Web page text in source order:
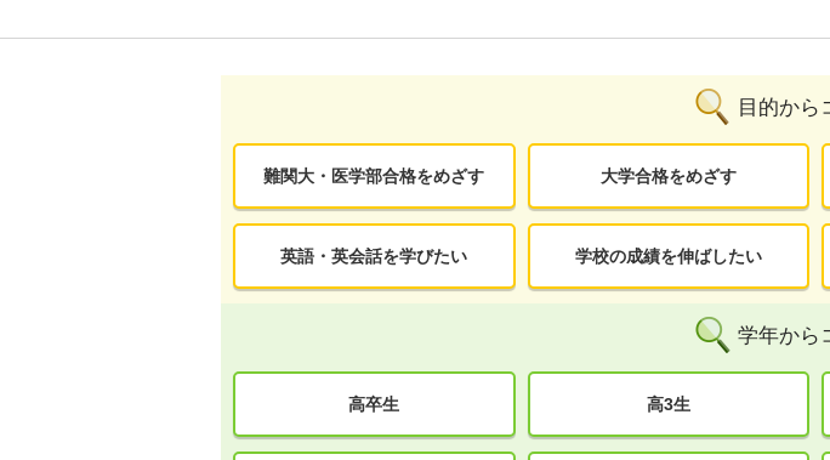
目的から
難関大・医学部合格をめざす 大学合格をめざす
英語・英会話を学びたい 学校の成績を伸ばしたい
学年から
高卒生 高3生